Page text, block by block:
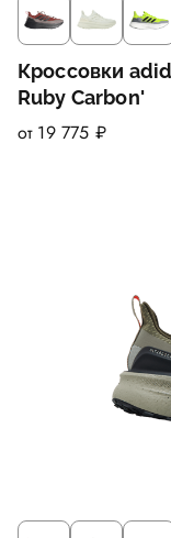
Кроссовки
Ruby Carbon'
от 19 775 ₽